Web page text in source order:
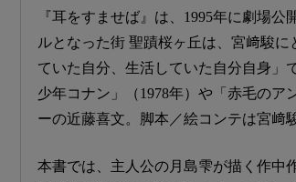
『耳をすませば』は、1995年に劇場
ルとなった街 聖蹟桜ヶ丘は、宮﨑駿
ていた自分、生活していた自分自身」
少年コナン」（1978年）や「赤毛のア
ーの近藤喜文。脚本／絵コンテは宮﨑駿
本書では、主人公の月島雫が描く作中